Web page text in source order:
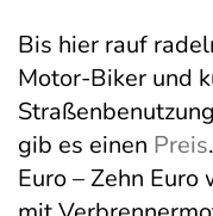
Bis hier rauf
Motor-Biker und
gib es einen Preis
Euro – Zehn